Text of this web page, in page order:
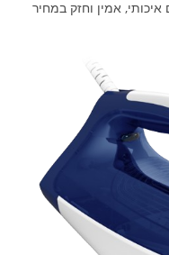
אמין וחזק במחיר